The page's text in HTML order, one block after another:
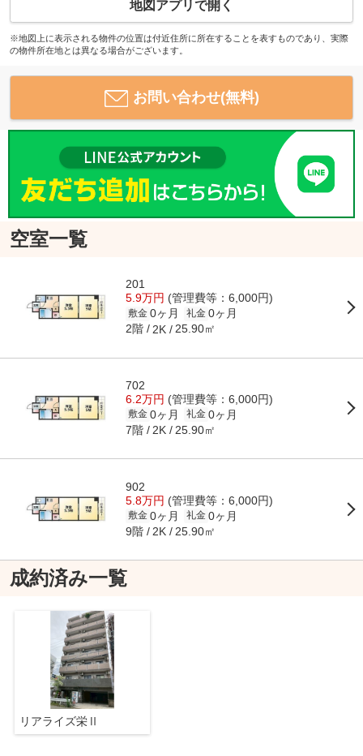
地図アプリで開く
※地図上に表示される物件の位置は付近住所に所在することを表すものであり、実際
の物件所在地とは異なる場合がございます。
お問い合わせ(無料)
空室一覧
201
5.9万円 (管理費等：6,000円)
敷金 0ヶ月 礼金 0ヶ月
2階 2K 25.90㎡
702
6.2万円 (管理費等：6,000円)
敷金 0ヶ月 礼金 0ヶ月
7階 2K 25.90㎡
902
5.8万円 (管理費等：6,000円)
敷金 0ヶ月 礼金 0ヶ月
9階 2K 25.90㎡
成約済み一覧
リアライズ栄Ⅱ